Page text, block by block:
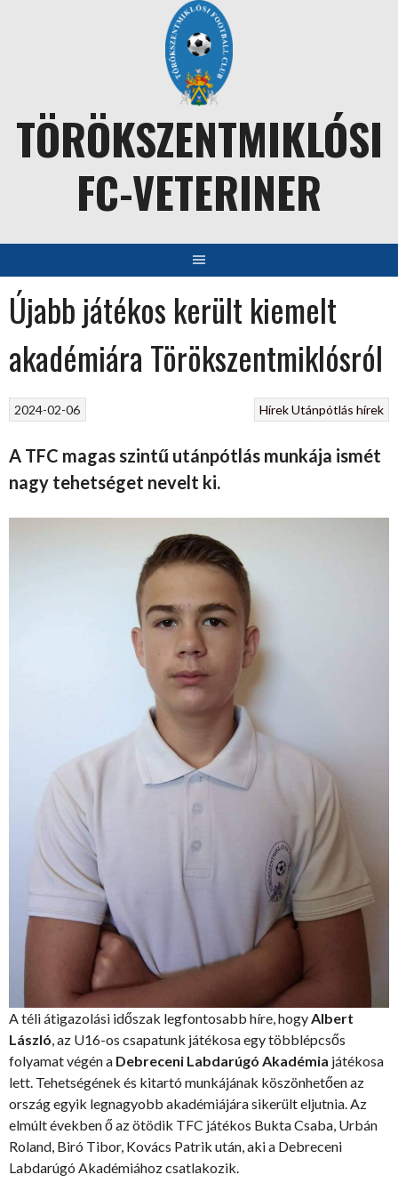
TÖRÖKSZENTMIKLÓSI
FC-VETERINER
Újabb játékos került kiemelt
akadémiára Törökszentmiklósról
HírekUtánpótlás hírek
2024-02-06
A TFC magas szintű utánpótlás munkája ismét
nagy tehetséget nevelt ki.
A téli átigazolási időszak legfontosabb híre, hogyAlbert
László, az U16-os csapatunk játékosa egy többlépcsős
folyamat végén a Debreceni Labdarúgó Akadémia játékosa
lett. Tehetségének és kitartó munkájának köszönhetően az
ország egyik legnagyobb akadémiájára sikerült eljutnia. Az
elmúlt években ő az ötödik TFC játékos Bukta Csaba, Urbán
Roland, Biró Tibor, Kovács Patrik után, aki a Debreceni
Labdarúgó Akadémiához csatlakozik.